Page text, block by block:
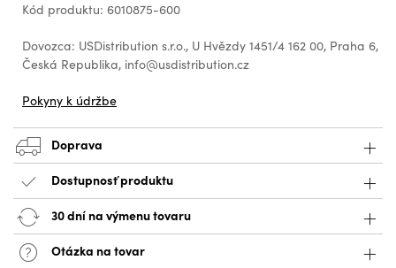
Kód produktu: 6010875-600
Dovozca: USDistribution s.r.o., U Hvězdy 1451/4 162 00, Praha 6,
Česká Republika, info@usdistribution.cz
Pokyny k údržbe
Doprava
Dostupnosť produktu
30 dní na výmenu tovaru
Otázka na tovar